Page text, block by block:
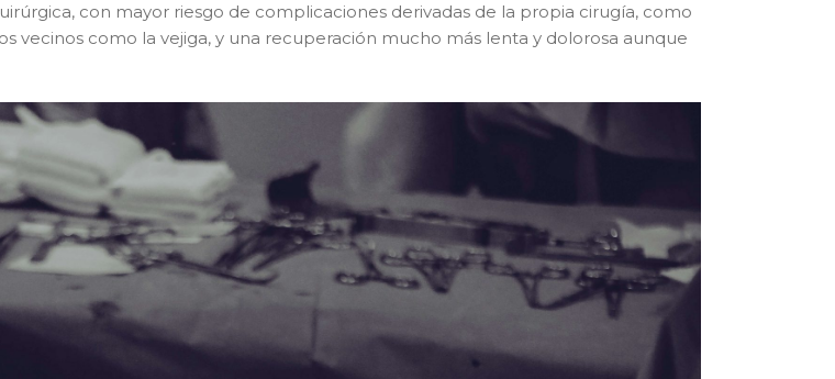
con mayor riesgo de complicaciones derivadas de la propia cirugía, como
vecinos como la vejiga, y una recuperación mucho más lenta y dolorosa aunque